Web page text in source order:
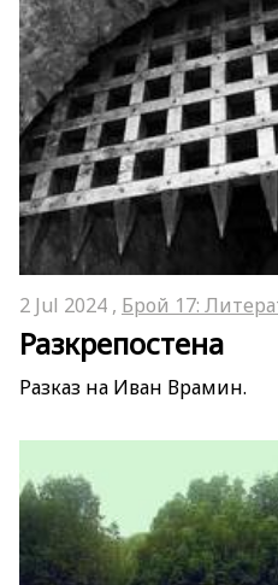
2 Jul 2024 , Брой 17:
Разкрепостена
Разказ на Иван Врамин.